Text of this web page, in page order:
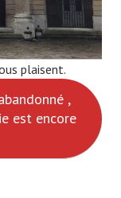
plaisent.
,
est encore